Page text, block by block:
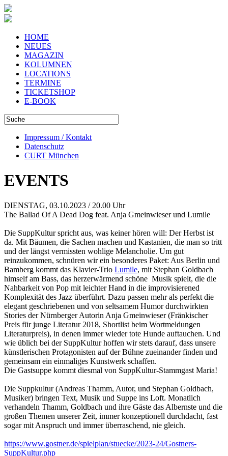
HOME
NEUES
MAGAZIN
KOLUMNEN
LOCATIONS
TERMINE
TICKETSHOP
E-BOOK
Impressum / Kontakt
Datenschutz
CURT München
EVENTS
DIENSTAG, 03.10.2023 / 20.00 Uhr
The Ballad Of A Dead Dog feat. Anja Gmeinwieser und Lumile
Die SuppKultur spricht aus, was keiner hören will: Der Herbst ist
da. Mit Bäumen, die Sachen machen und Kastanien, die man so tritt
und der längst vermissten wohlige Melancholie. Um gut
reinzukommen, schnüren wir ein besonderes Paket: Aus Berlin und
Bamberg kommt das Klavier-Trio Lumile, mit Stephan Goldbach
himself am Bass, das herzerwärmend schöne Musik spielt, die die
Nahbarkeit von Pop mit leichter Hand in die improvisierened
Komplexität des Jazz überführt. Dazu passen mehr als perfekt die
elegant geschriebenen und von seltsamem Humor durchwirkten
Stories der Nürnberger Autorin Anja Gmeinwieser (Fränkischer
Preis für junge Literatur 2018, Shortlist beim Wortmeldungen
Literaturpreis), in denen immer wieder tote Hunde auftauchen. Und
wie üblich bei der SuppKultur hoffen wir stets darauf, dass unsere
künstlerischen Protagonisten auf der Bühne zueinander finden und
gemeinsam ein einmaliges Kunstwerk schaffen.
Die Gastsuppe kommt diesmal von SuppKultur-Stammgast Maria!
Die Suppkultur (Andreas Thamm, Autor, und Stephan Goldbach,
Musiker) bringen Text, Musik und Suppe ins Loft. Monatlich
verhandeln Thamm, Goldbach und ihre Gäste das Albernste und die
großen Themen unserer Zeit, immer konzeptionell durchdacht, fast
sogar mit Anspruch und immer überraschend, nie gleich.
https://www.gostner.de/spielplan/stuecke/2023-24/Gostners-
SuppKultur.php